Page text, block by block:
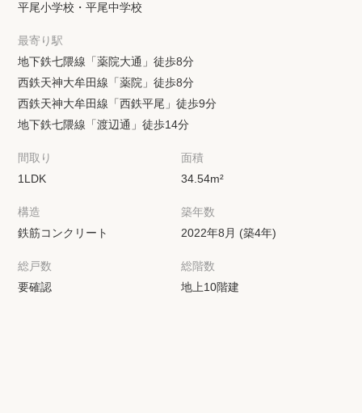
平尾小学校・平尾中学校
最寄り駅
地下鉄七隈線「薬院大通」徒歩8分
西鉄天神大牟田線「薬院」徒歩8分
西鉄天神大牟田線「西鉄平尾」徒歩9分
地下鉄七隈線「渡辺通」徒歩14分
間取り
1LDK
面積
34.54m²
構造
鉄筋コンクリート
築年数
2022年8月 (築4年)
総戸数
要確認
総階数
地上10階建